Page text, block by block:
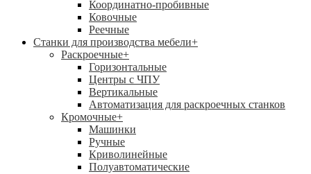
Координатно-пробивные
Ковочные
Реечные
Станки для производства мебели+
Раскроечные+
Горизонтальные
Центры с ЧПУ
Вертикальные
Автоматизация для раскроечных станков
Кромочные+
Машинки
Ручные
Криволинейные
Полуавтоматические